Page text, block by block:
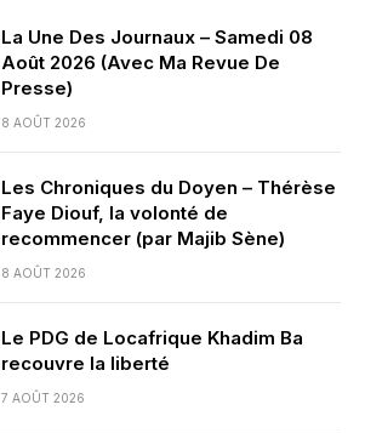
La Une Des Journaux – Samedi 08
Août 2026 (Avec Ma Revue De
Presse)
8 AOÛT 2026
Les Chroniques du Doyen – Thérèse
Faye Diouf, la volonté de
recommencer (par Majib Sène)
8 AOÛT 2026
Le PDG de Locafrique Khadim Ba
recouvre la liberté
7 AOÛT 2026